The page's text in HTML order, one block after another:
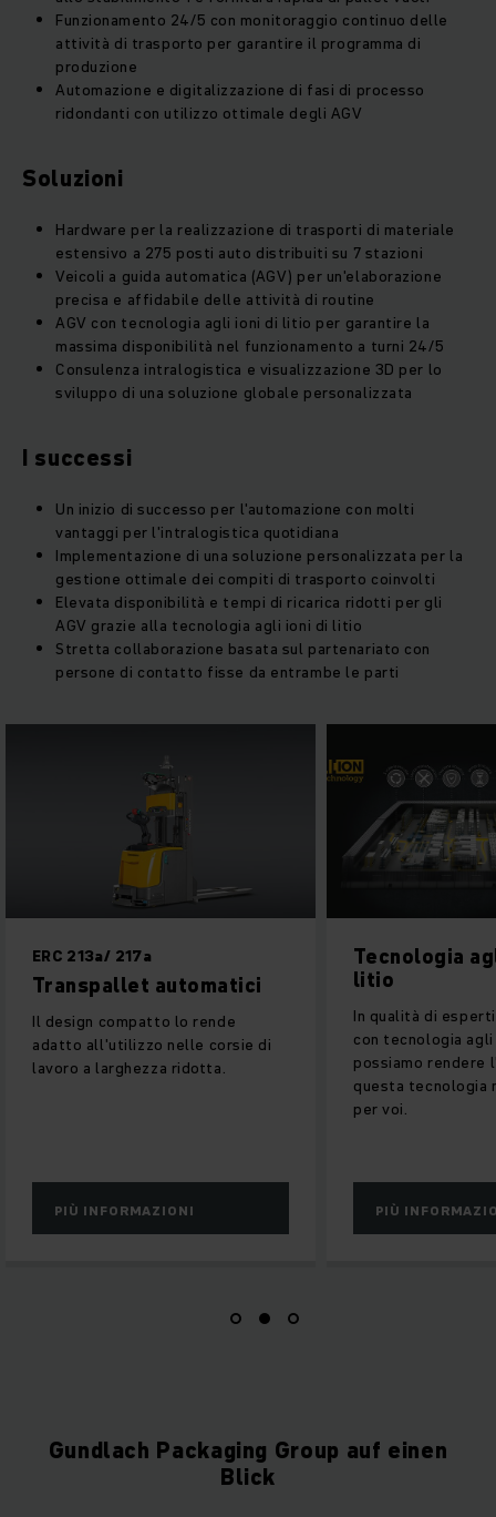
Funzionamento 24/5 con monitoraggio continuo delle
attività di trasporto per garantire il programma di
produzione
Automazione e digitalizzazione di fasi di processo
ridondanti con utilizzo ottimale degli AGV
Soluzioni
Hardware per la realizzazione di trasporti di materiale
estensivo a 275 posti auto distribuiti su 7 stazioni
Veicoli a guida automatica (AGV) per un'elaborazione
precisa e affidabile delle attività di routine
AGV con tecnologia agli ioni di litio per garantire la
massima disponibilità nel funzionamento a turni 24/5
Consulenza intralogistica e visualizzazione 3D per lo
sviluppo di una soluzione globale personalizzata
I successi
Un inizio di successo per l'automazione con molti
vantaggi per l'intralogistica quotidiana
Implementazione di una soluzione personalizzata per la
gestione ottimale dei compiti di trasporto coinvolti
Elevata disponibilità e tempi di ricarica ridotti per gli
AGV grazie alla tecnologia agli ioni di litio
Stretta collaborazione basata sul partenariato con
persone di contatto fisse da entrambe le parti
213a/ 217a
automatici
compatto lo rende
all'utilizzo nelle corsie di
a larghezza ridotta.
PIÙ INFORMAZIONI
Tecnologia agli
In qualità di esperti
con tecnologia agli ioni
possiamo rendere
questa tecnologia
per voi.
PIÙ INFORMAZIONI
Gundlach Packaging Group auf einen
Blick